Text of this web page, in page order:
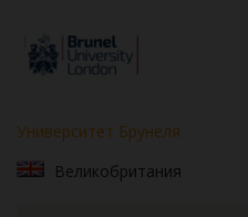
Университет Брунеля
Великобритания